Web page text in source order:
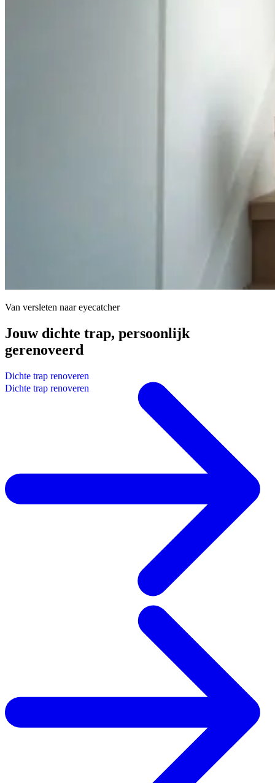
Van versleten naar eyecatcher
Jouw dichte trap, persoonlijk
gerenoveerd
Dichte trap renoveren